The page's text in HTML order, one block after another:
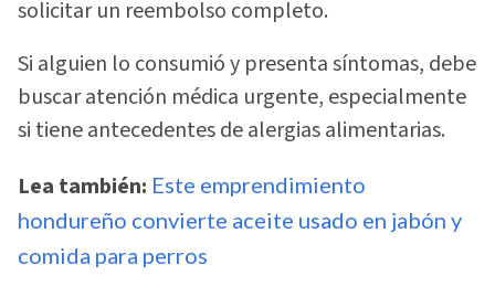
solicitar un reembolso completo.
Si alguien lo consumió y presenta síntomas, debe
buscar atención médica urgente, especialmente
si tiene antecedentes de alergias alimentarias.
Lea también: Este emprendimiento
hondureño convierte aceite usado en jabón y
comida para perros